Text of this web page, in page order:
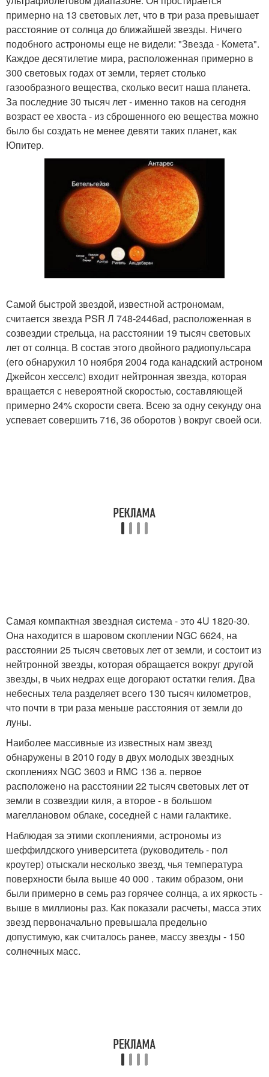
примерно на 13 световых лет, что в три раза превышает
расстояние от солнца до ближайшей звезды. Ничего
подобного астрономы еще не видели: "Звезда - Комета".
Каждое десятилетие мира, расположенная примерно в
300 световых годах от земли, теряет столько
газообразного вещества, сколько весит наша планета.
За последние 30 тысяч лет - именно таков на сегодня
возраст ее хвоста - из сброшенного ею вещества можно
было бы создать не менее девяти таких планет, как
Юпитер.
Самой быстрой звездой, известной астрономам,
считается звезда PSR Л 748-2446ad, расположенная в
созвездии стрельца, на расстоянии 19 тысяч световых
лет от солнца. В состав этого двойного радиопульсара
(его обнаружил 10 ноября 2004 года канадский астроном
Джейсон хесселс) входит нейтронная звезда, которая
вращается с невероятной скоростью, составляющей
примерно 24% скорости света. Всею за одну секунду она
успевает совершить 716, 36 оборотов ) вокруг своей оси.
Самая компактная звездная система - это 4U 1820-30.
Она находится в шаровом скоплении NGC 6624, на
расстоянии 25 тысяч световых лет от земли, и состоит из
нейтронной звезды, которая обращается вокруг другой
звезды, в чьих недрах еще догорают остатки гелия. Два
небесных тела разделяет всего 130 тысяч километров,
что почти в три раза меньше расстояния от земли до
луны.
Наиболее массивные из известных нам звезд
обнаружены в 2010 году в двух молодых звездных
скоплениях NGC 3603 и RMC 136 а. первое
расположено на расстоянии 22 тысяч световых лет от
земли в созвездии киля, а второе - в большом
магеллановом облаке, соседней с нами галактике.
Наблюдая за этими скоплениями, астрономы из
шеффилдского университета (руководитель - пол
кроутер) отыскали несколько звезд, чья температура
поверхности была выше 40 000 . таким образом, они
были примерно в семь раз горячее солнца, а их яркость -
выше в миллионы раз. Как показали расчеты, масса этих
звезд первоначально превышала предельно
допустимую, как считалось ранее, массу звезды - 150
солнечных масс.